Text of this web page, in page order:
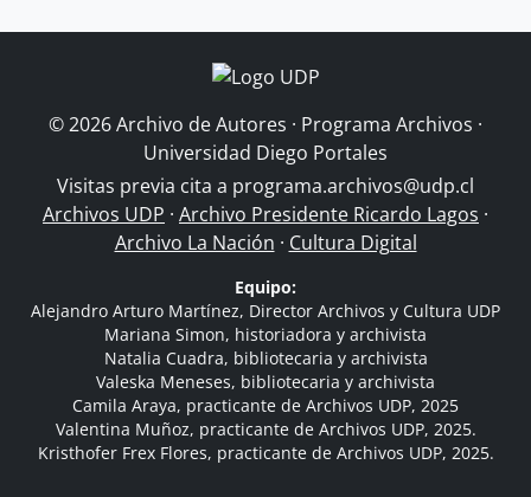
© 2026 Archivo de Autores · Programa Archivos ·
Universidad Diego Portales
Visitas previa cita a programa.archivos@udp.cl
Archivos UDP · Archivo Presidente Ricardo Lagos ·
Archivo La Nación · Cultura Digital
Equipo:
Alejandro Arturo Martínez, Director Archivos y Cultura UDP
Mariana Simon, historiadora y archivista
Natalia Cuadra, bibliotecaria y archivista
Valeska Meneses, bibliotecaria y archivista
Camila Araya, practicante de Archivos UDP, 2025
Valentina Muñoz, practicante de Archivos UDP, 2025.
Kristhofer Frex Flores, practicante de Archivos UDP, 2025.